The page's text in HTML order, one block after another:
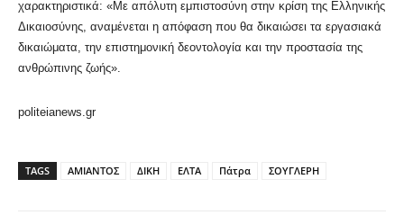
χαρακτηριστικά: «Με απόλυτη εμπιστοσύνη στην κρίση της Ελληνικής
Δικαιοσύνης, αναμένεται η απόφαση που θα δικαιώσει τα εργασιακά
δικαιώματα, την επιστημονική δεοντολογία και την προστασία της
ανθρώπινης ζωής».
politeianews.gr
TAGS ΑΜΙΑΝΤΟΣ ΔΙΚΗ ΕΛΤΑ Πάτρα ΣΟΥΓΛΕΡΗ